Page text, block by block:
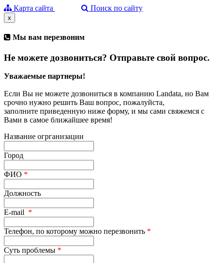
Карта сайта Поиск по сайту
x
Мы вам перезвоним
Не можете дозвониться? Отправьте свой вопрос.
Уважаемые партнеры!
Если Вы не можете дозвониться в компанию Landata, но Вам
срочно нужно решить Ваш вопрос, пожалуйста,
заполните приведенную ниже форму, и мы сами свяжемся с
Вами в самое ближайшее время!
Название огрганизации
Город
ФИО *
Должность
E-mail *
Телефон, по которому можно перезвонить *
Суть проблемы *